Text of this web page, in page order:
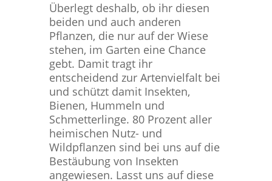
Überlegt deshalb, ob ihr diesen
beiden und auch anderen
Pflanzen, die nur auf der Wiese
stehen, im Garten eine Chance
gebt. Damit tragt ihr
entscheidend zur Artenvielfalt bei
und schützt damit Insekten,
Bienen, Hummeln und
Schmetterlinge. 80 Prozent aller
heimischen Nutz- und
Wildpflanzen sind bei uns auf die
Bestäubung von Insekten
angewiesen. Lasst uns auf diese